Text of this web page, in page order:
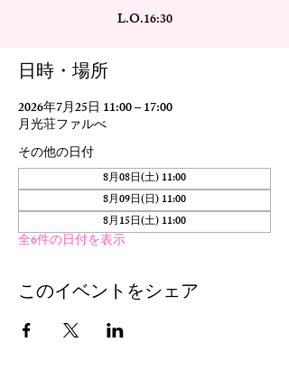
L.O.16:30
日時・場所
2026年7月25日 11:00 – 17:00
月光荘ファルべ
その他の日付
8月08日(土) 11:00
8月09日(日) 11:00
8月15日(土) 11:00
全6件の日付を表示
このイベントをシェア